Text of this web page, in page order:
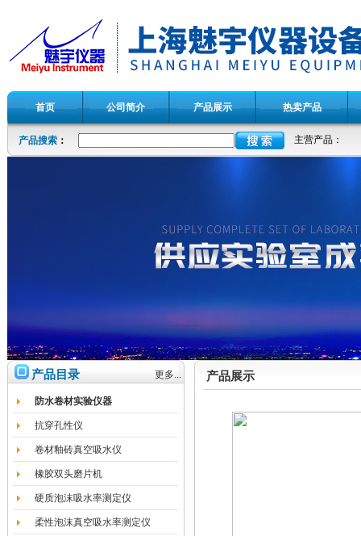
首页 公司简介 产品展示 热卖产品
产品搜索 ： 主营产品：
产品目录 更多...
防水卷材实验仪器
抗穿孔性仪
卷材釉砖真空吸水仪
橡胶双头磨片机
硬质泡沫吸水率测定仪
柔性泡沫真空吸水率测定仪
产品展示